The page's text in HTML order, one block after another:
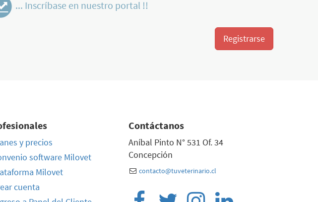
... Inscríbase en nuestro portal !!
Registrarse
y precios
software Milovet
Milovet
cuenta
Contáctanos
Aníbal Pinto N° 531 Of. 34
Concepción
contacto@tuveterinario.cl